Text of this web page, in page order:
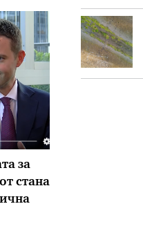
за
стана